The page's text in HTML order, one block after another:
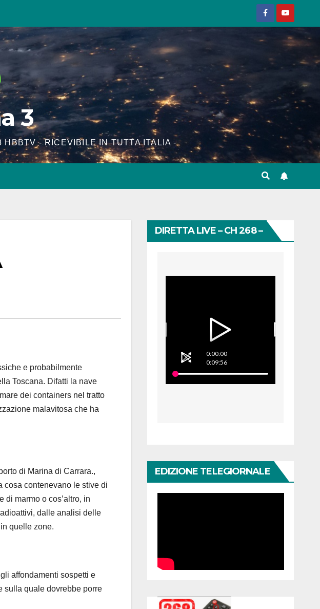
3
- RICEVIBILE IN TUTTA ITALIA -
e probabilmente
Toscana. Difatti la nave
dei containers nel tratto
malavitosa che ha
di Marina di Carrara.,
cosa contenevano le stive di
di marmo o cos’altro, in
dalle analisi delle
quelle zone.
affondamenti sospetti e
sulla quale dovrebbe porre
DIRETTA LIVE – CH 268 –
0:00:00
0:09:56
EDIZIONE TELEGIORNALE